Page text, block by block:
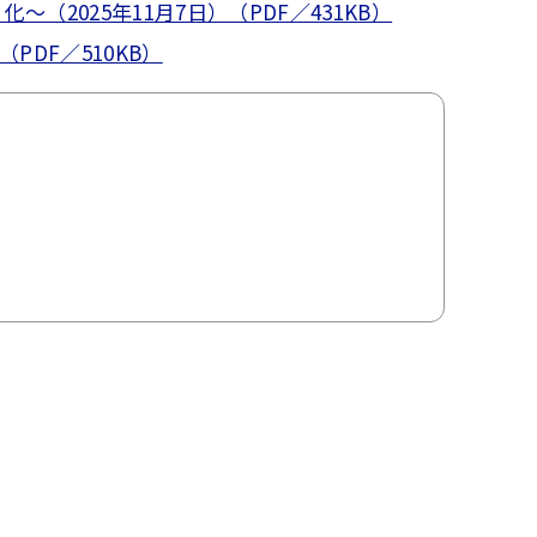
（2025年11月7日）（PDF／431KB）
／510KB）